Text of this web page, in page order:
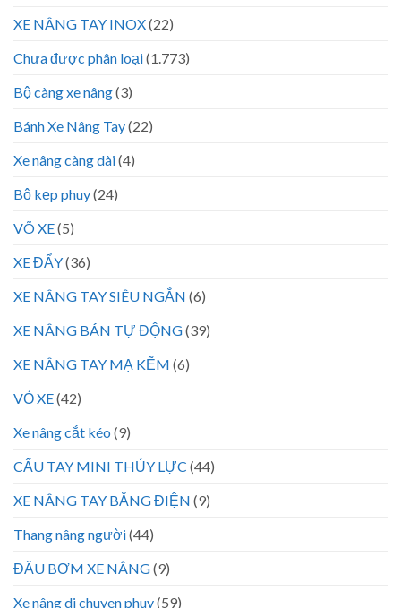
XE NÂNG TAY INOX(22)
Chưa được phân loại(1.773)
Bộ càng xe nâng(3)
Bánh Xe Nâng Tay(22)
Xe nâng càng dài(4)
Bộ kẹp phuy(24)
VÕ XE(5)
XE ĐẨY(36)
XE NÂNG TAY SIÊU NGẮN (6)
XE NÂNG BÁN TỰ ĐỘNG(39)
XE NÂNG TAY MẠ KẼM (6)
VỎ XE(42)
Xe nâng cắt kéo (9)
CẨU TAY MINI THỦY LỰC (44)
XE NÂNG TAY BẰNG ĐIỆN (9)
Thang nâng người(44)
ĐẦU BƠM XE NÂNG(9)
Xe nâng di chuyen phuy(59)